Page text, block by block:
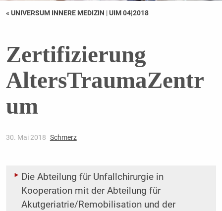
« UNIVERSUM INNERE MEDIZIN |UIM 04|2018
Zertifizierung
AltersTraumaZentr
um
30. Mai 2018 Schmerz
Die Abteilung für Unfallchirurgie in
Kooperation mit der Abteilung für
Akutgeriatrie/Remobilisation und der